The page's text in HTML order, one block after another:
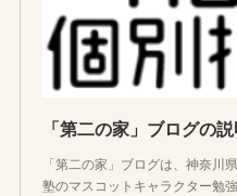
「第二の家」ブログの
「第二の家」ブログは、神奈川
塾のマスコットキャラクター勉